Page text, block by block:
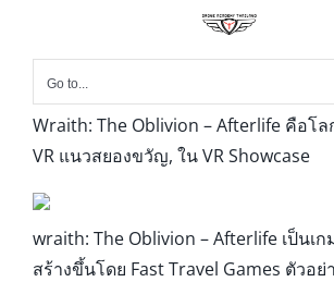
Go to...
Wraith: The Oblivion – Afterlife คือโ
VR แนวสยองขวัญ, ใน VR Showcase
wraith: The Oblivion – Afterlife เป็นเ
สร้างขึ้นโดย Fast Travel Games ตัวอย่